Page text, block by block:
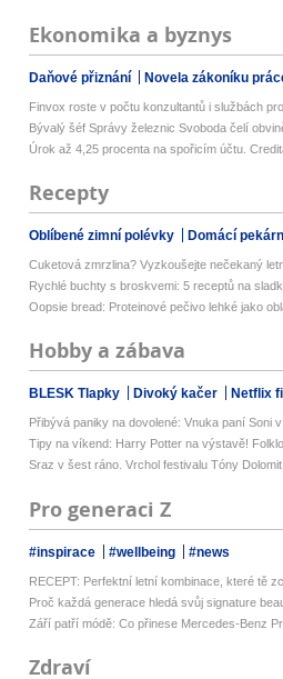
Ekonomika a byznys
Daňové přiznání Novela zákoníku
Finvox roste v počtu konzultantů i službách
Bývalý šéf Správy železnic Svoboda čelí
Úrok až 4,25 procenta na spořicím účtu.
Recepty
Oblíbené zimní polévky Domácí
Cuketová zmrzlina? Vyzkoušejte nečekaný
Rychlé buchty s broskvemi: 5 receptů na
Oopsie bread: Proteinové pečivo lehké jako
Hobby a zábava
BLESK Tlapky Divoký kačer Netflix
Přibývá paniky na dovolené: Vnuka paní Soni
Tipy na víkend: Harry Potter na výstavě!
Sraz v šest ráno. Vrchol festivalu Tóny
Pro generaci Z
#inspirace #wellbeing #news
RECEPT: Perfektní letní kombinace, které tě
Proč každá generace hledá svůj signature
Září patří módě: Co přinese Mercedes-Benz
Zdraví